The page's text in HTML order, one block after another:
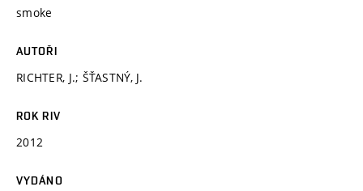
smoke
AUTOŘI
RICHTER, J.; ŠŤASTNÝ, J.
ROK RIV
2012
VYDÁNO